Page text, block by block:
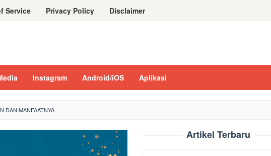
Service Privacy Policy Disclaimer
Instagram Android/iOS Aplikasi
DAN MANFAATNYA
Artikel Terbaru